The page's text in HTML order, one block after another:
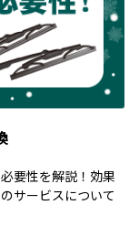
要性を解説！効果
サービスについて